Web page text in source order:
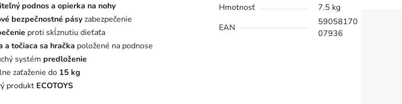
podnos a opierka na nohy
bezpečnostné pásyzabezpečenie
proti skĺznutiu dieťaťa
a točiaca sa hračka položené na podnose
systém predloženie
zaťaženie do 15 kg
produkt ECOTOYS
Hmotnosť
7.5 kg
EAN
59058170
07936